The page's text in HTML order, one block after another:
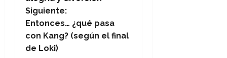
v
e
g
Siguiente:
Entonces… ¿qué pasa
con Kang? (según el final
de Loki)